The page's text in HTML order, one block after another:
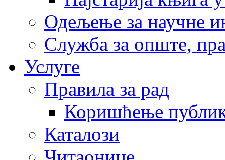
Одељење за научне
Служба за опште,
Услуге
Правила за рад
Коришћење
Каталози